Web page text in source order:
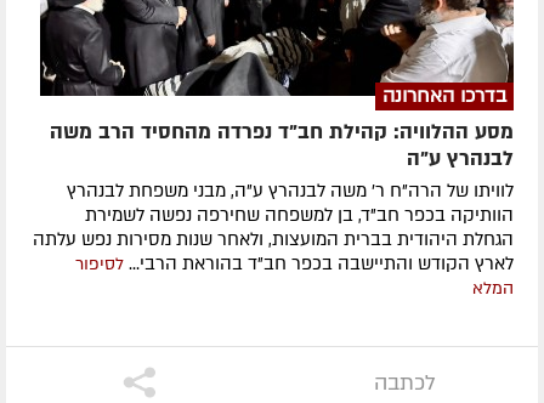
בדרכו האחרונה
מסע ההלוויה: קהילת חב"ד נפרדה מהחסיד הרב משה
לבנהרץ ע"ה
לוויתו של הרה"ח ר' משה לבנהרץ ע"ה, מבני משפחת לבנהרץ
הוותיקה בכפר חב"ד, בן למשפחה שחירפה נפשה לשמירת
הגחלת היהודית בברית המועצות, ולאחר שנות מסירות נפש עלתה
לארץ הקודש והתיישבה בכפר חב"ד בהוראת הרבי... לסיפור
המלא
לכתבה